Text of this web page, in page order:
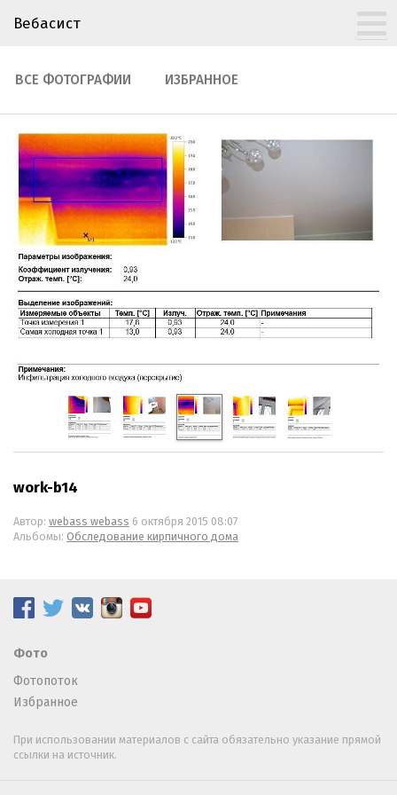
Вебасист
ВСЕ ФОТОГРАФИИ ИЗБРАННОЕ
work-b14
Автор: webass webass 6 октября 2015 08:07
Альбомы: Обследование кирпичного дома
Фото
Фотопоток
Избранное
При использовании материалов с сайта обязательно указание прямой
ссылки на источник.